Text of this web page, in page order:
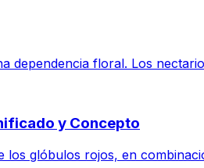
floral. Los
y Concepto
los glóbulos rojos, en